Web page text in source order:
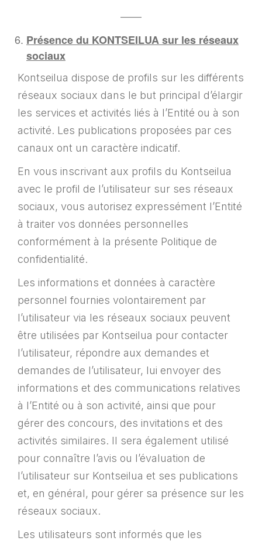
——
Présence du KONTSEILUA sur les réseaux
sociaux
Kontseilua dispose de profils sur les différents
réseaux sociaux dans le but principal d’élargir
les services et activités liés à l’Entité ou à son
activité. Les publications proposées par ces
canaux ont un caractère indicatif.
En vous inscrivant aux profils du Kontseilua
avec le profil de l’utilisateur sur ses réseaux
sociaux, vous autorisez expressément l’Entité
à traiter vos données personnelles
conformément à la présente Politique de
confidentialité.
Les informations et données à caractère
personnel fournies volontairement par
l’utilisateur via les réseaux sociaux peuvent
être utilisées par Kontseilua pour contacter
l’utilisateur, répondre aux demandes et
demandes de l’utilisateur, lui envoyer des
informations et des communications relatives
à l’Entité ou à son activité, ainsi que pour
gérer des concours, des invitations et des
activités similaires. Il sera également utilisé
pour connaître l’avis ou l’évaluation de
l’utilisateur sur Kontseilua et ses publications
et, en général, pour gérer sa présence sur les
réseaux sociaux.
Les utilisateurs sont informés que les